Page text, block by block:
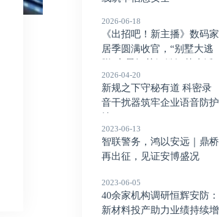
2026-06-18
《出招吧！新主播》数码家
居季圆满收官，“别墅大逃
“家”
2026-04-20
新规之下守秘有道 科密录
音干扰器筑牢企业语音防护
2023-06-13
智联警务，鸿以安远｜鼎桥
再出征，见证安博盛况
2023-06-05
40余家机构调研恒辉安防：
新材料投产助力业绩持续增